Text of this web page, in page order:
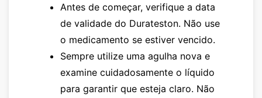
Antes de começar, verifique a data
de validade do Durateston. Não use
o medicamento se estiver vencido.
Sempre utilize uma agulha nova e
examine cuidadosamente o líquido
para garantir que esteja claro. Não